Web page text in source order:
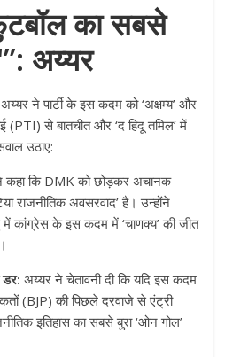
का सबसे
अय्यर
ने पार्टी के इस कदम को ‘अक्षम्य’ और
(PTI) से बातचीत और ‘द हिंदू तमिल’ में
उठाए:
कहा कि DMK को छोड़कर अचानक
राजनीतिक अवसरवाद’ है। उन्होंने
में कांग्रेस के इस कदम में ‘चाणक्य’ की जीत
डर: अय्यर ने चेतावनी दी कि यदि इस कदम
(BJP) की पिछले दरवाजे से एंट्री
इतिहास का सबसे बुरा ‘ओन गोल’